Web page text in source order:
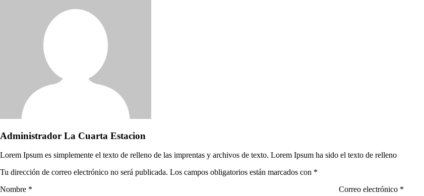
Administrador La Cuarta Estacion
Lorem Ipsum es simplemente el texto de relleno de las imprentas y archivos de texto. Lorem Ipsum ha sido el texto de relleno
Tu dirección de correo electrónico no será publicada. Los campos obligatorios están marcados con *
Nombre *
Correo electrónico *